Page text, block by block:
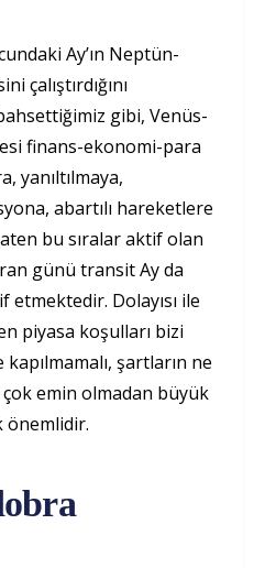
Ay’ın Neptün-
çalıştırdığını
gibi, Venüs-
finans-ekonomi-para
yanıltılmaya,
abartılı hareketlere
bu sıralar aktif olan
günü transit Ay da
Dolayısı ile
piyasa koşulları bizi
şartların ne
emin olmadan büyük
önemlidir.